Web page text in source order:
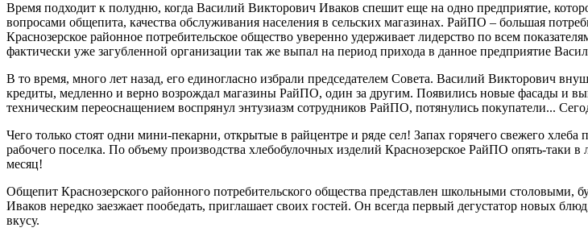
Время подходит к полудню, когда Василий Викторович Иваков спешит еще на одно предприятие,
вопросами общепита, качества обслуживания населения в сельских магазинах. РайПО – большая
Краснозерское районное потребительское общество уверенно удерживает лидерство по всем
фактически уже загубленной организации так же выпал на период прихода в данное предприятие
В то время, много лет назад, его единогласно избрали председателем Совета. Василий Викторович
кредиты, медленно и верно возрождал магазины РайПО, один за другим. Появились новые фасады и
техническим переоснащением воспрянул энтузиазм сотрудников РайПО, потянулись покупатели...
Чего только стоят одни мини-пекарни, открытые в райцентре и ряде сел! Запах горячего свежего
рабочего поселка. По объему производства хлебобулочных изделий Краснозерское РайПО опять-таки
месяц!
Общепит Краснозерского районного потребительского общества представлен школьными
Иваков нередко заезжает пообедать, приглашает своих гостей. Он всегда первый дегустатор новых
вкусу.